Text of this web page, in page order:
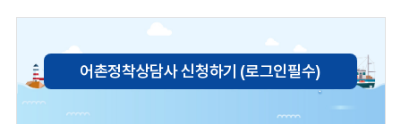
어촌정착상담사 신청하기 (로그인필수)